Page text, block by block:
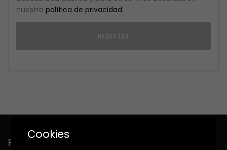
nuestra política de privacidad.
FarmaTorres
Cookies